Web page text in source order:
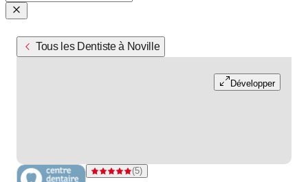
Tous les Dentiste à Noville
Développer
Note 5 sur 5 étoiles pour 5 évaluations
(5)